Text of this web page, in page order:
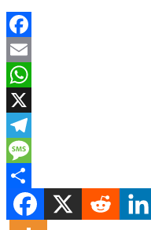
Facebook
Email
WhatsApp
X
Telegram
Message
Share